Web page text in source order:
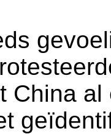
China